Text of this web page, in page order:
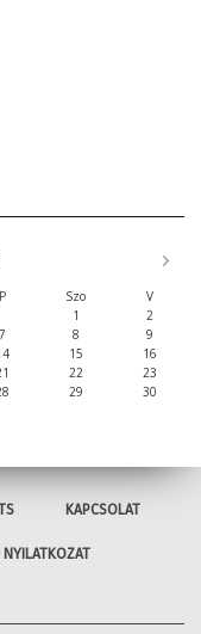
P Szo
V
1
2
7 8
9
15
16
22
23
29
30
KAPCSOLAT
NYILATKOZAT